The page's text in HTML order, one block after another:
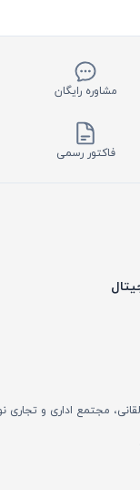
مشاوره رایگان
فاکتور رسمی
مجتمع اداری و تجاری